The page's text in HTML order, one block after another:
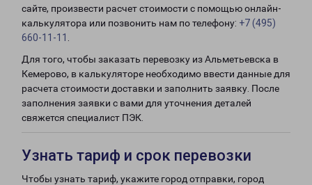
сайте, произвести расчет стоимости с помощью онлайн-
калькулятора или позвонить нам по телефону: +7 (495)
660-11-11
Для того, чтобы заказать перевозку из Альметьевска в
Кемерово, в калькуляторе необходимо ввести данные для
расчета стоимости доставки и заполнить заявку. После
заполнения заявки с вами для уточнения деталей
свяжется специалист ПЭК.
Узнать тариф и срок перевозки
Чтобы узнать тариф, укажите город отправки, город